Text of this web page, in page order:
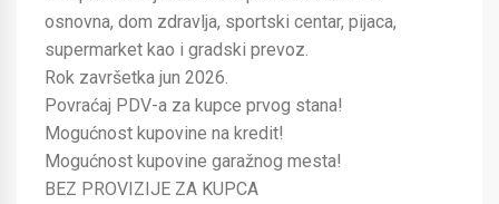
osnovna, dom zdravlja, sportski centar, pijaca,
supermarket kao i gradski prevoz.
Rok završetka jun 2026.
Povraćaj PDV-a za kupce prvog stana!
Mogućnost kupovine na kredit!
Mogućnost kupovine garažnog mesta!
BEZ PROVIZIJE ZA KUPCA